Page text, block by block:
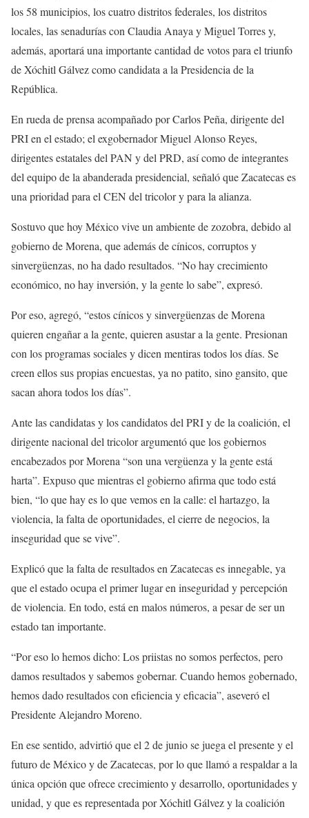
los 58 municipios, los cuatro distritos federales, los distritos
locales, las senadurías con Claudia Anaya y Miguel Torres y,
además, aportará una importante cantidad de votos para el triunfo
de Xóchitl Gálvez como candidata a la Presidencia de la
República.
En rueda de prensa acompañado por Carlos Peña, dirigente del
PRI en el estado; el exgobernador Miguel Alonso Reyes,
dirigentes estatales del PAN y del PRD, así como de integrantes
del equipo de la abanderada presidencial, señaló que Zacatecas es
una prioridad para el CEN del tricolor y para la alianza.
Sostuvo que hoy México vive un ambiente de zozobra, debido al
gobierno de Morena, que además de cínicos, corruptos y
sinvergüenzas, no ha dado resultados. “No hay crecimiento
económico, no hay inversión, y la gente lo sabe”, expresó.
Por eso, agregó, “estos cínicos y sinvergüenzas de Morena
quieren engañar a la gente, quieren asustar a la gente. Presionan
con los programas sociales y dicen mentiras todos los días. Se
creen ellos sus propias encuestas, ya no patito, sino gansito, que
sacan ahora todos los días”.
Ante las candidatas y los candidatos del PRI y de la coalición, el
dirigente nacional del tricolor argumentó que los gobiernos
encabezados por Morena “son una vergüenza y la gente está
harta”. Expuso que mientras el gobierno afirma que todo está
bien, “lo que hay es lo que vemos en la calle: el hartazgo, la
violencia, la falta de oportunidades, el cierre de negocios, la
inseguridad que se vive”.
Explicó que la falta de resultados en Zacatecas es innegable, ya
que el estado ocupa el primer lugar en inseguridad y percepción
de violencia. En todo, está en malos números, a pesar de ser un
estado tan importante.
“Por eso lo hemos dicho: Los priistas no somos perfectos, pero
damos resultados y sabemos gobernar. Cuando hemos gobernado,
hemos dado resultados con eficiencia y eficacia”, aseveró el
Presidente Alejandro Moreno.
En ese sentido, advirtió que el 2 de junio se juega el presente y el
futuro de México y de Zacatecas, por lo que llamó a respaldar a la
única opción que ofrece crecimiento y desarrollo, oportunidades y
unidad, y que es representada por Xóchitl Gálvez y la coalición